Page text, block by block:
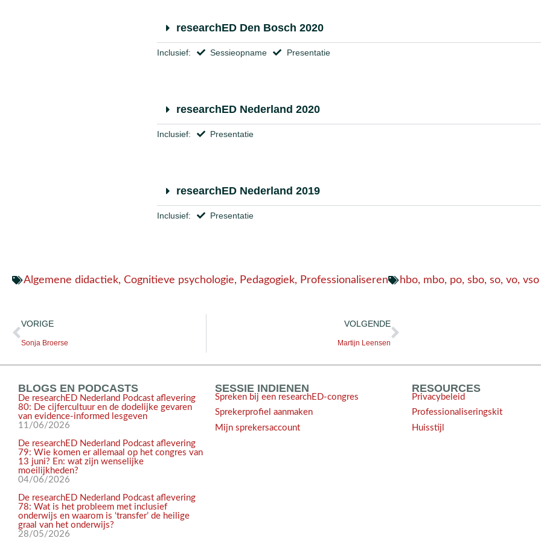
researchED Den Bosch 2020
Inclusief: Sessieopname Presentatie
researchED Nederland 2020
Inclusief: Presentatie
researchED Nederland 2019
Inclusief: Presentatie
Algemene didactiek, Cognitieve psychologie, Pedagogiek, Professionaliseren hbo, mbo, po, sbo, so, vo, vso
VORIGE
Sonja Broerse
VOLGENDE
Martijn Leensen
BLOGS EN PODCASTS
De researchED Nederland Podcast aflevering
80: De cijfercultuur en de dodelijke gevaren
van evidence-informed lesgeven
11/06/2026
De researchED Nederland Podcast aflevering
79: Wie komen er allemaal op het congres van
13 juni? En: wat zijn wenselijke
moeilijkheden?
04/06/2026
De researchED Nederland Podcast aflevering
78: Wat is het probleem met inclusief
onderwijs en waarom is ‘transfer’ de heilige
graal van het onderwijs?
28/05/2026
SESSIE INDIENEN
Spreken bij een researchED-congres
Sprekerprofiel aanmaken
Mijn sprekersaccount
RESOURCES
Privacybeleid
Professionaliseringskit
Huisstijl